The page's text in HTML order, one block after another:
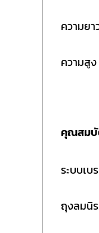
ความยา
ความสูง
คุณสม
ระบบเบ
ถุงลมนิ